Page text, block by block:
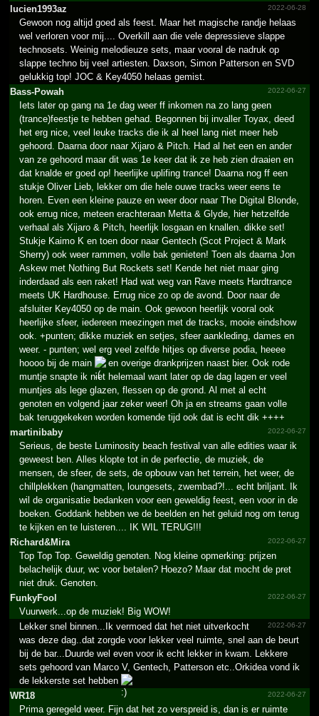
lucien1993az
2022-06-28
Gewoon nog altijd goed als feest. Maar het magische randje helaas
wel verloren voor mij.... Overkill aan die vele depressieve slappe
technosets. Weinig melodieuze sets, maar vooral de nadruk op
slappe techno bij veel artiesten. Daxson, Simon Patterson en SVD
gelukkig top! JOC & Key4050 helaas gemist.
Bass-Powah
2022-06-27
Iets later op gang na 1e dag weer ff inkomen na zo lang geen
(trance)feestje te hebben gehad. Begonnen bij invaller Toyax, deed
het erg nice, veel leuke tracks die ik al heel lang niet meer heb
gehoord. Daarna door naar Xijaro & Pitch. Had al het een en ander
van ze gehoord maar dit was 1e keer dat ik ze heb zien draaien en
dat knalde er goed op! heerlijke uplifing trance! Daarna nog ff een
stukje Oliver Lieb, lekker om die hele ouwe tracks weer eens te
horen. Even een kleine pauze en weer door naar The Digital Blonde,
ook errug nice, meteen erachteraan Metta & Glyde, hier hetzelfde
verhaal als Xijaro & Pitch, heerlijk losgaan en knallen. dikke set!
Stukje Kaimo K en toen door naar Gentech (Scot Project & Mark
Sherry) ook weer rammen, volle bak genieten! Toen als daarna Jon
Askew met Nothing But Rockets set! Kende het niet maar ging
inderdaad als een raket! Had wat weg van Rave meets Hardtrance
meets UK Hardhouse. Errug nice zo op de avond. Door naar de
afsluiter Key4050 op de main. Ook gewoon heerlijk vooral ook
heerlijke sfeer, iedereen meezingen met de tracks, mooie eindshow
ook. +punten; dikke muziek en setjes, sfeer aankleding, dames en
weer. - punten; wel erg veel zelfde hitjes op diverse podia, heeee
hoooo bij de main
en overige drankprijzen naast bier. Ook rode
muntje snapte ik niet helemaal want later op de dag lagen er veel
muntjes als lege glazen, flessen op de grond. Al met al echt
genoten en volgend jaar zeker weer! Oh ja en streams gaan volle
bak teruggekeken worden komende tijd ook dat is echt dik ++++
martinibaby
2022-06-27
Serieus, de beste Luminosity beach festival van alle edities waar ik
geweest ben. Alles klopte tot in de perfectie, de muziek, de
mensen, de sfeer, de sets, de opbouw van het terrein, het weer, de
chillplekken (hangmatten, loungesets, zwembad?!... echt briljant. Ik
wil de organisatie bedanken voor een geweldig feest, een voor in de
boeken. Goddank hebben we de beelden en het geluid nog om terug
te kijken en te luisteren.... IK WIL TERUG!!!
Richard&Mira
2022-06-27
Top Top Top. Geweldig genoten. Nog kleine opmerking: prijzen
belachelijk duur, wc voor betalen? Hoezo? Maar dat mocht de pret
niet druk. Genoten.
FunkyFool
2022-06-27
Vuurwerk...op de muziek! Big WOW!
2022-06-27
Lekker snel binnen...Ik vermoed dat het niet uitverkocht
was deze dag..dat zorgde voor lekker veel ruimte, snel aan de beurt
bij de bar...Duurde wel even voor ik echt lekker in kwam. Lekkere
sets gehoord van Marco V, Gentech, Patterson etc..Orkidea vond ik
de lekkerste set hebben
WR18
2022-06-27
Prima geregeld weer. Fijn dat het zo verspreid is, dan is er ruimte